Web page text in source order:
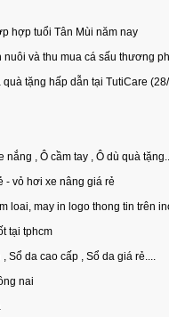
hợp tuổi Tân Mùi năm nay
nuôi và thu mua cá sấu thương
tặng hấp dẫn tại TutiCare
, Ô cầm tay , Ô dù quà
- vỏ hơi xe nâng giá rẻ
loai, may in logo thong tin trên
tại tphcm
Sổ da cao cấp , Sổ da giá rẻ....
nai